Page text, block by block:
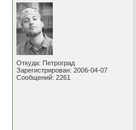
Откуда: Петроград
Зарегистрирован: 2006-04-07
Сообщений: 2261